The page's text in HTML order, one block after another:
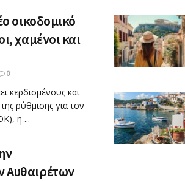
οικοδομικό
χαμένοι και
0
κερδισμένους και
ρύθμισης για τον
η ...
Αυθαιρέτων